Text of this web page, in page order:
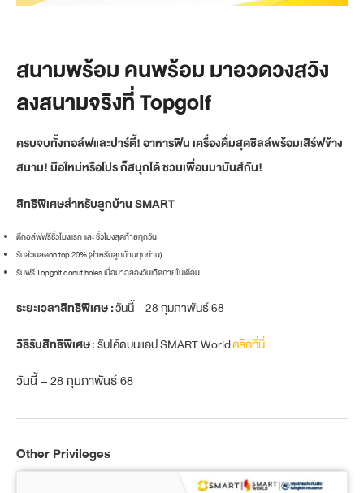
สนามพร้อม คนพร้อม มาอวดวงสวิง
ลงสนามจริงที่ Topgolf
ครบจบทั้งกอล์ฟและปาร์ตี้! อาหารฟิน เครื่องดื่มสุดชิลล์พร้อมเสิร์ฟข้าง
สนาม! มือใหม่หรือโปร ก็สนุกได้ ชวนเพื่อนมามันส์กัน!
สิทธิพิเศษสำหรับลูกบ้าน SMART
ตีกอล์ฟฟรีชั่วโมงแรก และ ชั่วโมงสุดท้ายทุกวัน
รับส่วนลดon top 20% (สำหรับลูกบ้านทุกท่าน)
รับฟรี Topgolf donut holes เมื่อมาฉลองวันเกิดภายในเดือน
ระยะเวลาสิทธิพิเศษ :วันนี้ – 28 กุมภาพันธ์ 68
วิธีรับสิทธิพิเศษ: รับโค้ดบนแอป SMART Worldคลิกที่นี่
วันนี้ – 28 กุมภาพันธ์ 68
Other Privileges